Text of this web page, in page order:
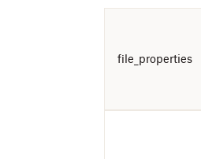
file_properties